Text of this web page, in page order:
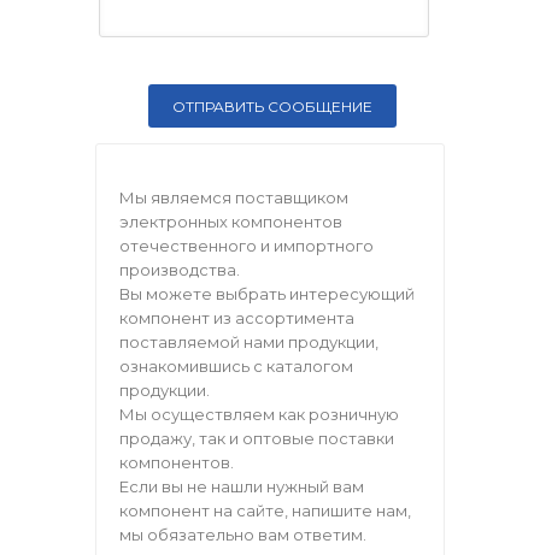
Мы являемся поставщиком
электронных компонентов
отечественного и импортного
производства.
Вы можете выбрать интересующий
компонент из ассортимента
поставляемой нами продукции,
ознакомившись с каталогом
продукции.
Мы осуществляем как розничную
продажу, так и оптовые поставки
компонентов.
Если вы не нашли нужный вам
компонент на сайте, напишите нам,
мы обязательно вам ответим.